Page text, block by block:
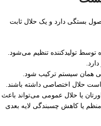
بستگی دارد و یک حلال ثابت
توسط تولیدکننده تنظیم می‌شود.
همان سیستم ترکیب شود.
حلال اختصاصی داشته باشند.
یا حلال عمومی می‌تواند باعث
یا کاهش چسبندگی لایه بعدی